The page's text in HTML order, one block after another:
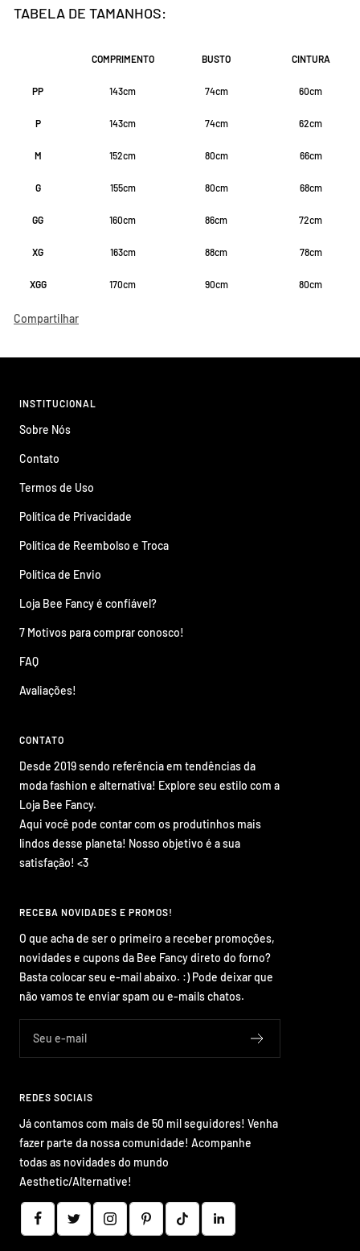
TABELA DE TAMANHOS:
COMPRIMENTO BUSTO CINTURA
PP 143cm 74cm 60cm
P 143cm 74cm 62cm
M 152cm 80cm 66cm
G 155cm 80cm 68cm
GG 160cm 86cm 72cm
XG 163cm 88cm 78cm
XGG 170cm 90cm 80cm
Compartilhar
INSTITUCIONAL
Sobre Nós
Contato
Termos de Uso
Política de Privacidade
Política de Reembolso e Troca
Política de Envio
Loja Bee Fancy é confiável?
7 Motivos para comprar conosco!
FAQ
Avaliações!
CONTATO
Desde 2019 sendo referência em tendências da
moda fashion e alternativa! Explore seu estilo com a
Loja Bee Fancy.
Aqui você pode contar com os produtinhos mais
lindos desse planeta! Nosso objetivo é a sua
satisfação! <3
RECEBA NOVIDADES E PROMOS!
O que acha de ser o primeiro a receber promoções,
novidades e cupons da Bee Fancy direto do forno?
Basta colocar seu e-mail abaixo. :) Pode deixar que
não vamos te enviar spam ou e-mails chatos.
Seu e-mail
REDES SOCIAIS
Já contamos com mais de 50 mil seguidores! Venha
fazer parte da nossa comunidade! Acompanhe
todas as novidades do mundo
Aesthetic/Alternative!